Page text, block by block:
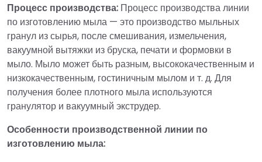
Процесс производства: Процесс производства линии
по изготовлению мыла — это производство мыльных
гранул из сырья, после смешивания, измельчения,
вакуумной вытяжки из бруска, печати и формовки в
мыло. Мыло может быть разным, высококачественным и
низкокачественным, гостиничным мылом и т. д. Для
получения более плотного мыла используются
гранулятор и вакуумный экструдер.
Особенности производственной линии по
изготовлению мыла: